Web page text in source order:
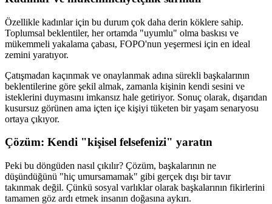
Özellikle kadınlar için bu durum çok daha derin köklere sahip.
Toplumsal beklentiler, her ortamda "uyumlu" olma baskısı ve
mükemmeli yakalama çabası, FOPO'nun yeşermesi için en ideal
zemini yaratıyor.
Çatışmadan kaçınmak ve onaylanmak adına sürekli başkalarının
beklentilerine göre şekil almak, zamanla kişinin kendi sesini ve
isteklerini duymasını imkansız hale getiriyor. Sonuç olarak, dışarıdan
kusursuz görünen ama içten içe kişiyi tüketen bir yaşam senaryosu
ortaya çıkıyor.
Çözüm: Kendi "kişisel felsefenizi" yaratın
Peki bu döngüden nasıl çıkılır? Çözüm, başkalarının ne
düşündüğünü "hiç umursamamak" gibi gerçek dışı bir tavır
takınmak değil. Çünkü sosyal varlıklar olarak başkalarının fikirlerini
tamamen göz ardı etmek insanın doğasına aykırı.